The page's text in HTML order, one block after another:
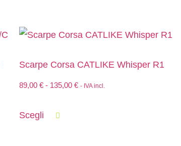
Scarpe Corsa CATLIKE Whisper R1
89,00 € - 135,00 € - IVA incl.
Scegli